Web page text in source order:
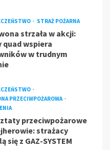
STRAŻ POŻARNA
strzała w akcji:
quad wspiera
w trudnym
PRZECIWPOŻAROWA
przeciwpożarowe
strażacy
się z GAZ-SYSTEM